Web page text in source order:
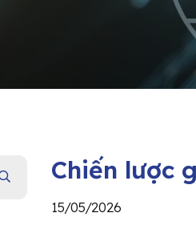
Chiến lược
15/05/2026